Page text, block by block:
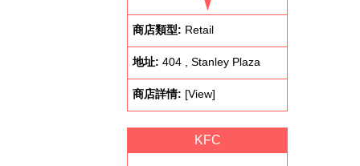
商店類型: Retail
地址: 404 , Stanley Plaza
商店詳情: [View]
KFC